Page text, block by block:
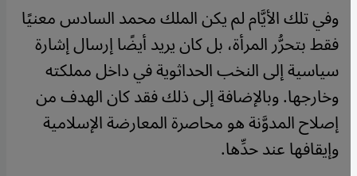
وفي تلك الأيَّام لم يكن الملك محمد السادس معنيًا
فقط بتحرُّر المرأة، بل كان يريد أيضًا إرسال إشارة
سياسية إلى النخب الحداثوية في داخل مملكته
وخارجها. وبالإضافة إلى ذلك فقد كان الهدف من
إصلاح المدوَّنة هو محاصرة المعارضة الإسلامية
وإيقافها عند حدِّها.